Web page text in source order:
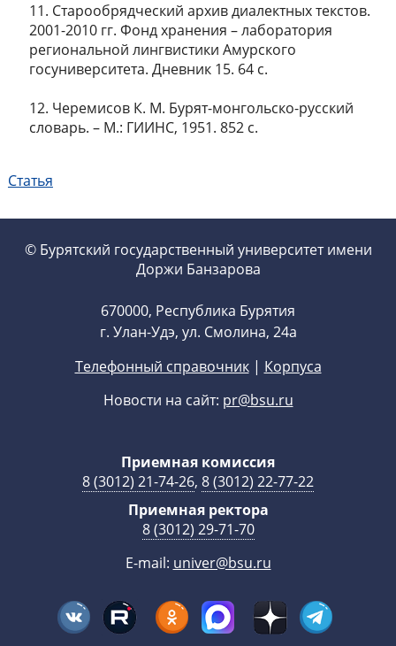
11. Старообрядческий архив диалектных текстов.
2001-2010 гг. Фонд хранения – лаборатория
региональной лингвистики Амурского
госуниверситета. Дневник 15. 64 с.
12. Черемисов К. М. Бурят-монгольско-русский
словарь. – М.: ГИИНС, 1951. 852 с.
Статья
© Бурятский государственный университет имени
Доржи Банзарова
670000, Республика Бурятия
г. Улан-Удэ, ул. Смолина, 24а
Телефонный справочник| Корпуса
Новости на сайт: pr@bsu.ru
Приемная комиссия
8 (3012) 21-74-26, 8 (3012) 22-77-22
Приемная ректора
8 (3012) 29-71-70
E-mail: univer@bsu.ru